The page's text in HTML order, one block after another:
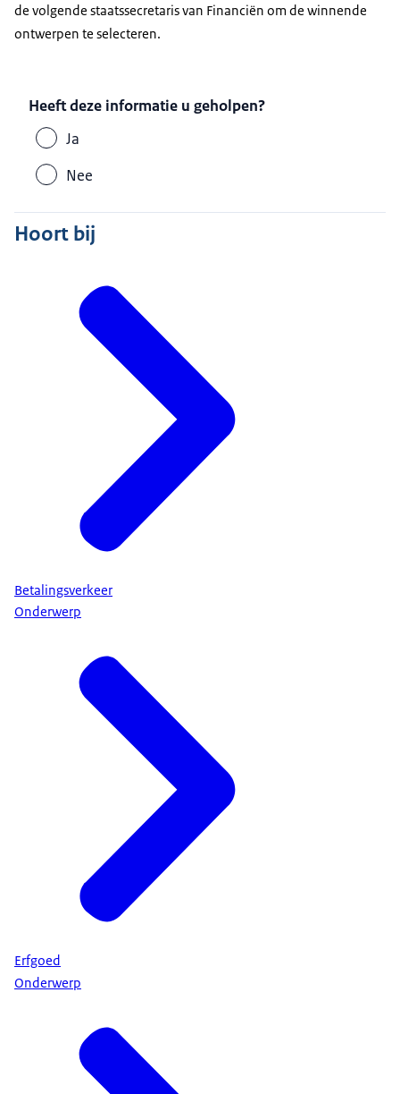
de volgende staatssecretaris van Financiën om de winnende
ontwerpen te selecteren.
Heeft deze informatie u geholpen?
Ja
Nee
Hoort bij
Betalingsverkeer
Onderwerp
Erfgoed
Onderwerp